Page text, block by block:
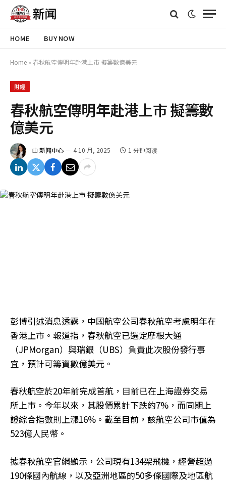
HOME BUY NOW
Home » 春秋航空傳明年赴港上市 擬籌數億美元
財經
春秋航空傳明年赴港上市 擬籌數
億美元
由 新闻中心 4 10 月, 2025 1 分钟阅读
彭博引述消息透露，中國航空公司春秋航空考慮明年在
香港上市。報道指，春秋航空已選定摩根大通
（JPMorgan）與瑞銀（UBS）負責此次股份發行事
宜，預計可籌資數億美元。
春秋航空於20年前完成首航，目前已在上海證券交易
所上市。今年以來，其股價累計下跌約7%，而同期上
證綜合指數則上漲16%。截至目前，該航空公司市值為
523億人民幣。
據春秋航空官網顯示，公司現有134架飛機，經營超過
190條國內航線，以及亞洲地區的50多條國際及地區航